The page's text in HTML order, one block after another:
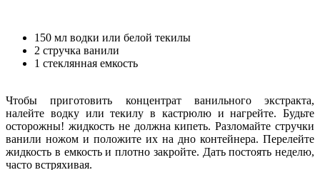
150 мл водки или белой текилы
2 стручка ванили
1 стеклянная емкость
Чтобы приготовить концентрат ванильного экстракта,
налейте водку или текилу в кастрюлю и нагрейте. Будьте
осторожны! жидкость не должна кипеть. Разломайте стручки
ванили ножом и положите их на дно контейнера. Перелейте
жидкость в емкость и плотно закройте. Дать постоять неделю,
часто встряхивая.